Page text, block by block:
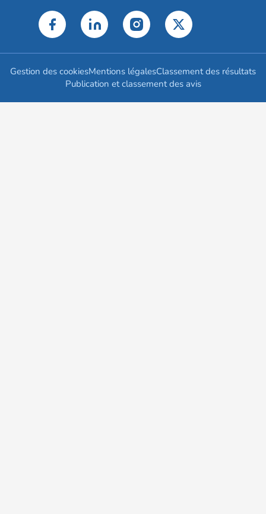
Gestion des cookiesMentions légalesClassement des résultats
Publication et classement des avis